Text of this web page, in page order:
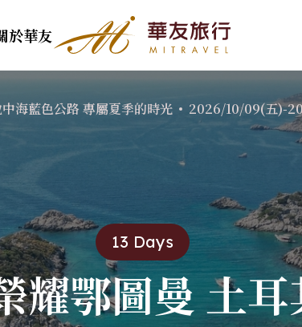
蘭．波羅的海三國
羅斯．西伯利亞
利亞．羅馬尼亞
北歐．法羅 羅弗敦
北歐．挪威峽灣 冰島
於華友
程
瑞
利時．盧
爾蘭
西班牙
葡萄牙
希臘
土耳其
東歐
克．斯．
波蘭．波
國
俄羅斯．
保加利亞
亞
13 Days
耀鄂圖曼 土耳
海藍色公路 專屬夏季的時光 2026/10/09(五)-
的時光
航班資訊